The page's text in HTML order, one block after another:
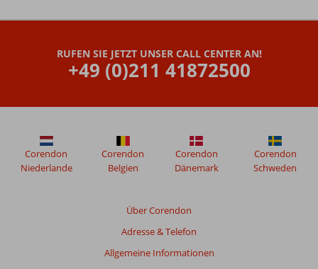
ihrem
Mouradi
RUFEN SIE JETZT UNSER CALL CENTER AN!
+49 (0)211 41872500
Über Corendon
Adresse & Telefon
Allgemeine Informationen
Corendon
Niederlande
Corendon
Belgien
Corendon
Dänemark
Corendon
Schweden